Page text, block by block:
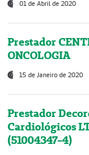
01 de Abril de 2020
Prestador
ONCOLOGIA
15 de Janeiro de 2020
Prestador
Cardiológicos
(51004347-4)